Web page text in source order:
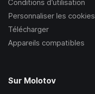
Conditions d’utilisation
Personnaliser les cookies
Télécharger
Appareils compatibles
Sur Molotov